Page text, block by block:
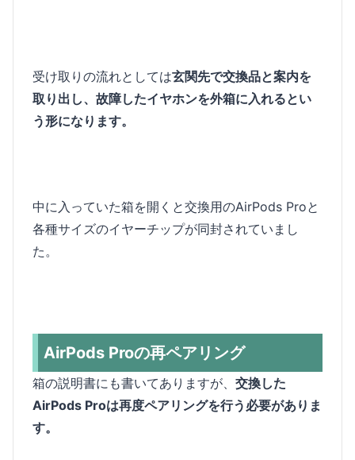
受け取りの流れとしては玄関先で交換品と案内を
取り出し、故障したイヤホンを外箱に入れるとい
う形になります。
中に入っていた箱を開くと交換用のAirPods Proと
各種サイズのイヤーチップが同封されていまし
た。
AirPods Proの再ペアリング
箱の説明書にも書いてありますが、 交換した
AirPods Proは再度ペアリングを行う必要がありま
す。